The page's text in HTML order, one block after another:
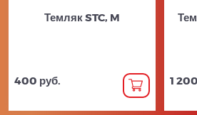
Темляк STC, M
400 руб. 1